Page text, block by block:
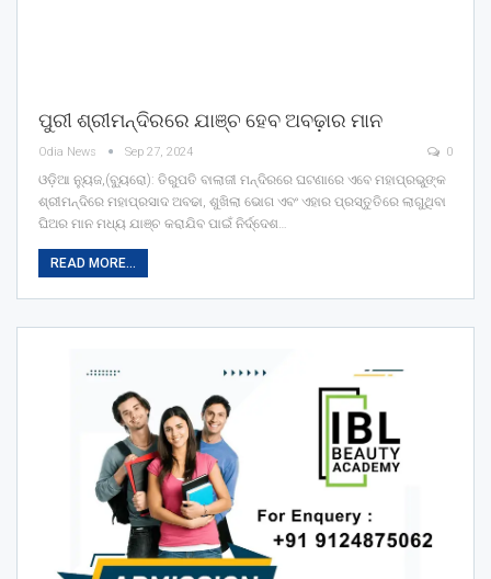
ପୁରୀ ଶ୍ରୀମନ୍ଦିରରେ ଯାଞ୍ଚ ହେବ ଅବଢ଼ାର ମାନ
Odia News Sep 27, 2024 0
ଓଡ଼ିଆ ନ୍ୟୁଜ,(ବ୍ୟୁରୋ): ତିରୁପତି ବାଲାଜୀ ମନ୍ଦିରରେ ଘଟଣାରେ ଏବେ ମହାପ୍ରଭୁଙ୍କ
ଶ୍ରୀମନ୍ଦିରେ ମହାପ୍ରସାଦ ଅବଢା, ଶୁଖିଲା ଭୋଗ ଏବଂ ଏହାର ପ୍ରସ୍ତୁତିରେ ଲାଗୁଥିବା
ଘିଅର ମାନ ମଧ୍ୟ ଯାଞ୍ଚ କରାଯିବ ପାଇଁ ନିର୍ଦ୍ଦେଶ…
READ MORE...